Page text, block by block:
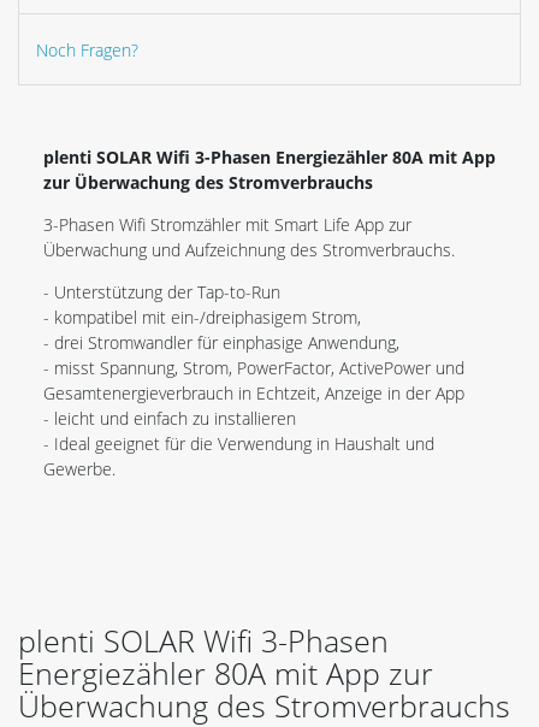
Noch Fragen?
plenti SOLAR Wifi 3-Phasen Energiezähler 80A mit App
zur Überwachung des Stromverbrauchs
3-Phasen Wifi Stromzähler mit Smart Life App zur
Überwachung und Aufzeichnung des Stromverbrauchs.
- Unterstützung der Tap-to-Run
- kompatibel mit ein-/dreiphasigem Strom,
- drei Stromwandler für einphasige Anwendung,
- misst Spannung, Strom, PowerFactor, ActivePower und
Gesamtenergieverbrauch in Echtzeit, Anzeige in der App
- leicht und einfach zu installieren
- Ideal geeignet für die Verwendung in Haushalt und
Gewerbe.
plenti SOLAR Wifi 3-Phasen
Energiezähler 80A mit App zur
Überwachung des Stromverbrauchs